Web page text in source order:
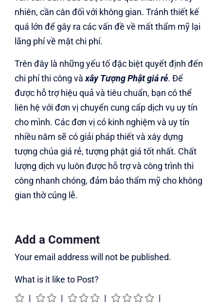
nhiên, cần cân đối với không gian. Tránh thiết kế
quá lớn để gây ra các vấn đề về mất thẩm mỹ lại
lãng phí về mặt chi phí.
Trên đây là những yếu tố đặc biệt quyết định đến
chi phí thi công và xây Tượng Phật giá rẻ. Để
được hỗ trợ hiệu quả và tiêu chuẩn, bạn có thể
liên hệ với đơn vị chuyển cung cấp dịch vụ uy tín
cho mình. Các đơn vị có kinh nghiệm và uy tín
nhiều năm sẽ có giải pháp thiết và xây dựng
tượng chúa giá rẻ, tượng phật giá tốt nhất. Chất
lượng dịch vụ luôn được hỗ trợ và công trình thi
công nhanh chóng, đảm bảo thẩm mỹ cho không
gian thờ cúng lễ.
Add a Comment
Your email address will not be published.
What is it like to Post?